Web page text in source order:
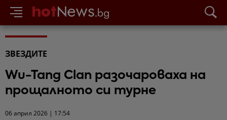
ЗВЕЗДИТЕ
Wu-Tang Clan разочароваха на
прощалното си турне
06 април 2026 | 17:54